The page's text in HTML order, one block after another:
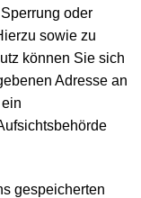
oder
sowie zu
können Sie sich
Adresse an
gespeicherten